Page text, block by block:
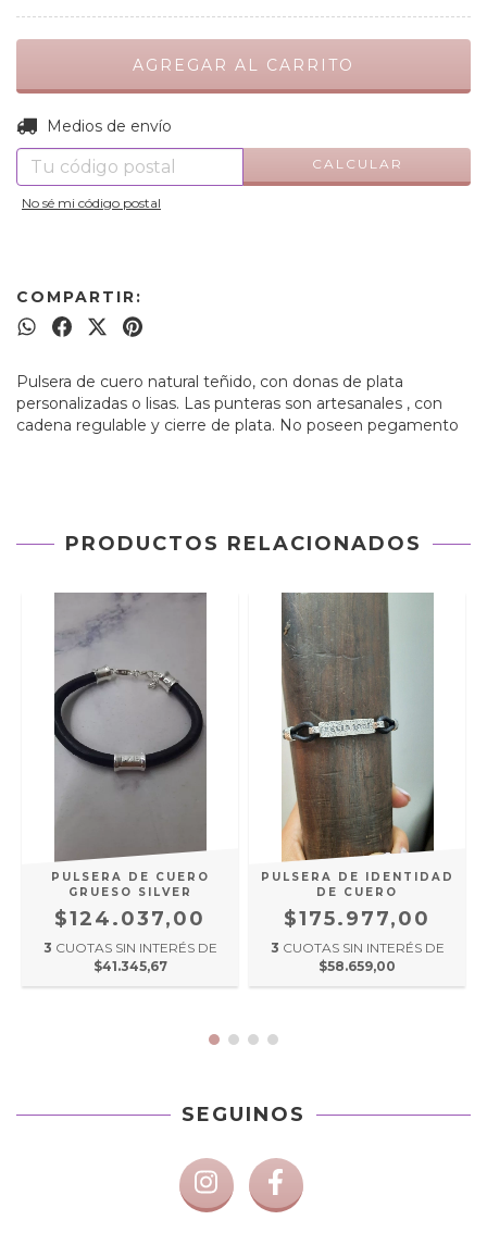
Entregas para el CP:
Medios de envío
CALCULAR
No sé mi código postal
COMPARTIR:
Pulsera de cuero natural teñido, con donas de plata
personalizadas o lisas. Las punteras son artesanales , con
cadena regulable y cierre de plata. No poseen pegamento
PRODUCTOS RELACIONADOS
PULSERA DE CUERO
GRUESO SILVER
$124.037,00
3 CUOTAS SIN INTERÉS DE
$41.345,67
PULSERA DE IDENTIDAD
DE CUERO
$175.977,00
3 CUOTAS SIN INTERÉS DE
$58.659,00
SEGUINOS